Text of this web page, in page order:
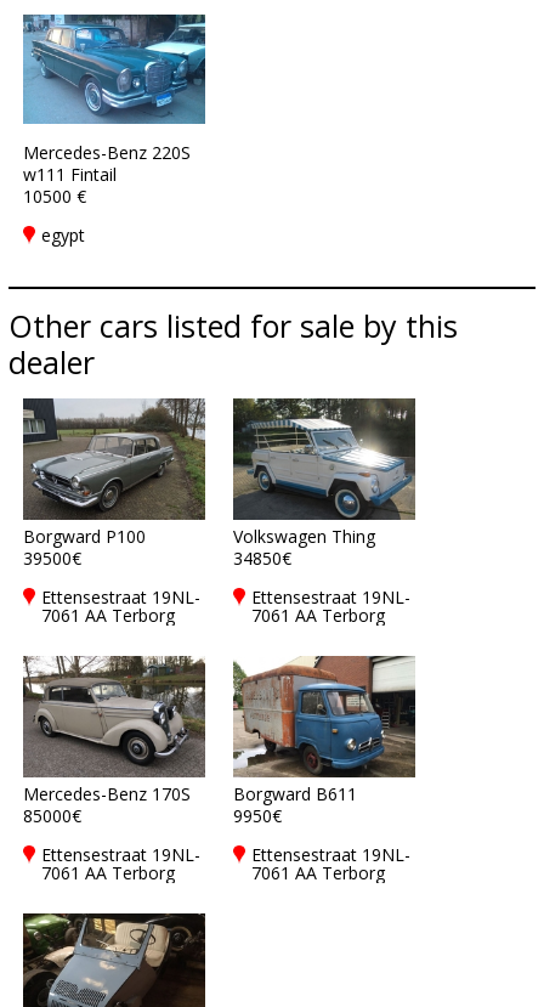
Mercedes-Benz 220S
w111 Fintail
10500 €
egypt
Other cars listed for sale by this
dealer
Borgward P100
39500€
Ettensestraat 19NL-
7061 AA Terborg
Volkswagen Thing
34850€
Ettensestraat 19NL-
7061 AA Terborg
Mercedes-Benz 170S
85000€
Ettensestraat 19NL-
7061 AA Terborg
Borgward B611
9950€
Ettensestraat 19NL-
7061 AA Terborg